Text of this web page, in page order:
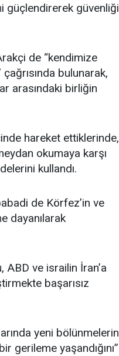
güçlendirerek güvenliği
de “kendimize
bulunarak,
arasındaki birliğin
hareket ettiklerinde,
okumaya karşı
kullandı.
de Körfez’in ve
dayanılarak
ABD ve israilin İran’a
başarısız
yeni bölünmelerin
gerileme yaşandığını”